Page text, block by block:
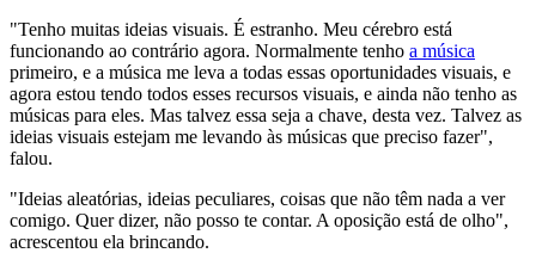
"Tenho muitas ideias visuais. É estranho. Meu cérebro está
funcionando ao contrário agora. Normalmente tenho a música
primeiro, e a música me leva a todas essas oportunidades visuais, e
agora estou tendo todos esses recursos visuais, e ainda não tenho as
músicas para eles. Mas talvez essa seja a chave, desta vez. Talvez as
ideias visuais estejam me levando às músicas que preciso fazer",
falou.
"Ideias aleatórias, ideias peculiares, coisas que não têm nada a ver
comigo. Quer dizer, não posso te contar. A oposição está de olho",
acrescentou ela brincando.